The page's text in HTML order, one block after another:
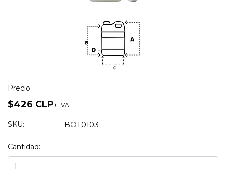
Precio:
$426 CLP+ IVA
SKU: BOT0103
Cantidad: